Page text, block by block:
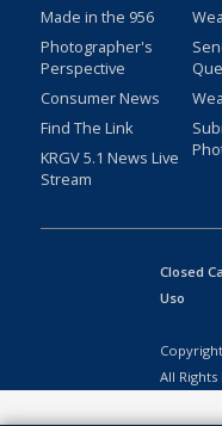
Made in the 956
Photographer's
Perspective
Consumer News
Find The Link
KRGV 5.1 News Live
Stream
Closed
Uso
Copyright
All